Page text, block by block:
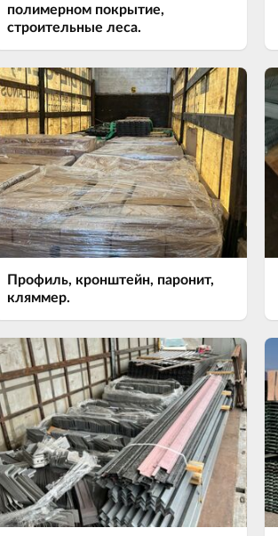
полимерном покрытие,
строительные леса.
Профиль, кронштейн, паронит,
кляммер.